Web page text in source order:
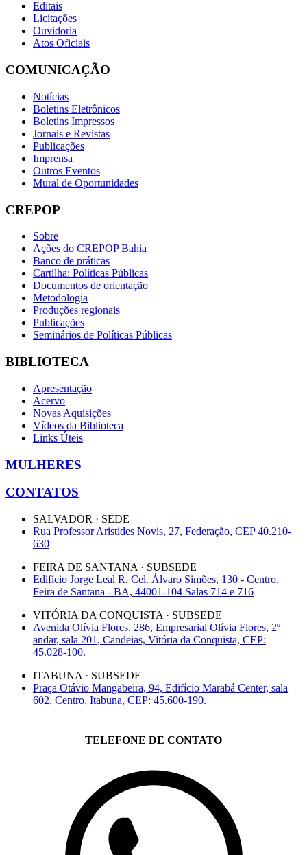
Editais
Licitações
Ouvidoria
Atos Oficiais
COMUNICAÇÃO
Notícias
Boletins Eletrônicos
Boletins Impressos
Jornais e Revistas
Publicações
Imprensa
Outros Eventos
Mural de Oportunidades
CREPOP
Sobre
Ações do CREPOP Bahia
Banco de práticas
Cartilha: Políticas Públicas
Documentos de orientação
Metodologia
Produções regionais
Publicações
Seminários de Políticas Públicas
BIBLIOTECA
Apresentação
Acervo
Novas Aquisições
Vídeos da Biblioteca
Links Úteis
MULHERES
CONTATOS
SALVADOR · SEDE
Rua Professor Aristides Novis, 27, Federação, CEP 40.210-
630
FEIRA DE SANTANA · SUBSEDE
Edifício Jorge Leal R. Cel. Álvaro Simões, 130 - Centro,
Feira de Santana - BA, 44001-104 Salas 714 e 716
VITÓRIA DA CONQUISTA · SUBSEDE
Avenida Olívia Flores, 286, Empresarial Olívia Flores, 2º
andar, sala 201, Candeias, Vitória da Conquista, CEP:
45.028-100.
ITABUNA · SUBSEDE
Praça Otávio Mangabeira, 94, Edifício Marabá Center, sala
602, Centro, Itabuna, CEP: 45.600-190.
TELEFONE DE CONTATO